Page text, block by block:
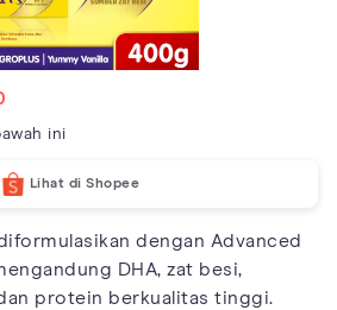
ini
Lihat di Shopee
dengan Advanced
DHA, zat besi,
protein berkualitas tinggi.